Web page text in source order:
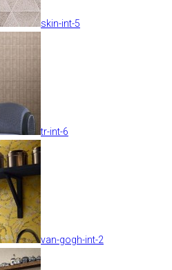
skin-int-5
tr-int-6
van-gogh-int-2